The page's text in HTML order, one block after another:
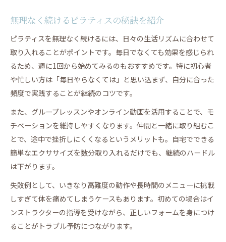
無理なく続けるピラティスの秘訣を紹介
ピラティスを無理なく続けるには、日々の生活リズムに合わせて
取り入れることがポイントです。毎日でなくても効果を感じられ
るため、週に1回から始めてみるのもおすすめです。特に初心者
や忙しい方は「毎日やらなくては」と思い込まず、自分に合った
頻度で実践することが継続のコツです。
また、グループレッスンやオンライン動画を活用することで、モ
チベーションを維持しやすくなります。仲間と一緒に取り組むこ
とで、途中で挫折しにくくなるというメリットも。自宅でできる
簡単なエクササイズを数分取り入れるだけでも、継続のハードル
は下がります。
失敗例として、いきなり高難度の動作や長時間のメニューに挑戦
しすぎて体を痛めてしまうケースもあります。初めての場合はイ
ンストラクターの指導を受けながら、正しいフォームを身につけ
ることがトラブル予防につながります。